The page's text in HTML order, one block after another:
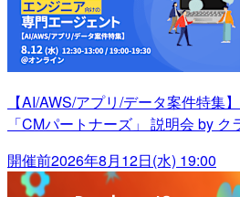
【AI/AWS/アプリ/データ案件特集
「CMパートナーズ」 説明会 by ク
開催前2026年8月12日(水) 19:00